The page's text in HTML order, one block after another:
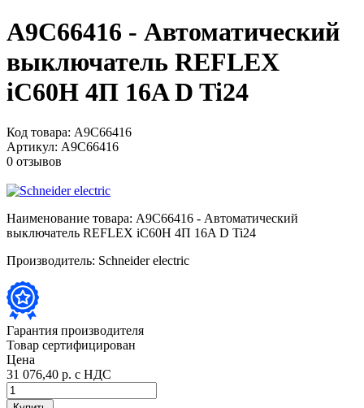
A9C66416 - Автоматический
выключатель REFLEX
iC60H 4П 16A D Ti24
Код товара: A9C66416
Артикул: A9C66416
0 отзывов
Наименование товара: A9C66416 - Автоматический
выключатель REFLEX iC60H 4П 16A D Ti24
Производитель: Schneider electric
Гарантия производителя
Товар сертифицирован
Цена
31 076,40 р. с НДС